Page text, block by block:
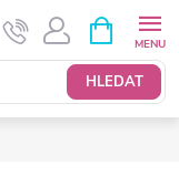
HLEDAT
NÁKUPNÍ
KOŠÍK